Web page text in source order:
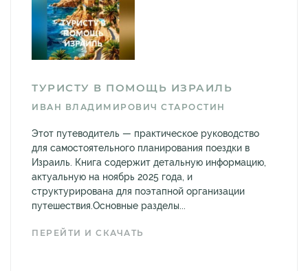
ТУРИСТУ В ПОМОЩЬ ИЗРАИЛЬ
ИВАН ВЛАДИМИРОВИЧ СТАРОСТИН
Этот путеводитель — практическое руководство
для самостоятельного планирования поездки в
Израиль. Книга содержит детальную информацию,
актуальную на ноябрь 2025 года, и
структурирована для поэтапной организации
путешествия.Основные разделы...
ПЕРЕЙТИ И СКАЧАТЬ